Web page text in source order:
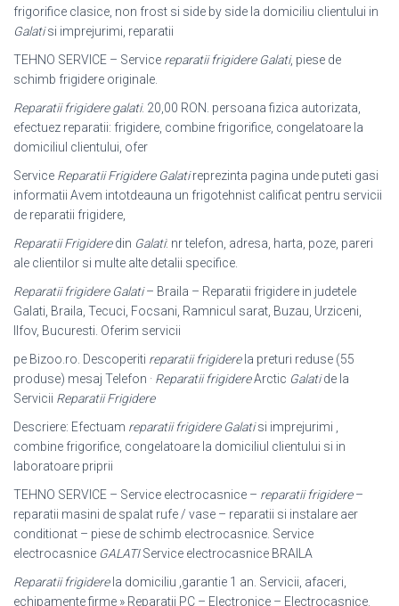
frigorifice clasice, non frost si side by side la domiciliu clientului in
Galatisi imprejurimi, reparatii
TEHNO SERVICE – Service reparatii frigidere Galati, piese de
schimb frigidere originale.
Reparatii frigidere galati. 20,00 RON. persoana fizica autorizata,
efectuez reparatii: frigidere, combine frigorifice, congelatoare la
domiciliul clientului, ofer
Service Reparatii Frigidere Galatireprezinta pagina unde puteti gasi
informatii Avem intotdeauna un frigotehnist calificat pentru servicii
de reparatii frigidere,
Reparatii Frigideredin Galati: nr telefon, adresa, harta, poze, pareri
ale clientilor si multe alte detalii specifice.
Reparatii frigidere Galati– Braila – Reparatii frigidere in judetele
Galati, Braila, Tecuci, Focsani, Ramnicul sarat, Buzau, Urziceni,
Ilfov, Bucuresti. Oferim servicii
pe Bizoo.ro. Descoperiti reparatii frigiderela preturi reduse (55
produse) mesaj Telefon · Reparatii frigidereArctic Galatide la
Servicii Reparatii Frigidere
Descriere: Efectuam reparatii frigidere Galatisi imprejurimi ,
combine frigorifice, congelatoare la domiciliul clientului si in
laboratoare priprii
TEHNO SERVICE – Service electrocasnice – reparatii frigidere–
reparatii masini de spalat rufe / vase – reparatii si instalare aer
conditionat – piese de schimb electrocasnice. Service
electrocasnice GALATIService electrocasnice BRAILA
Reparatii frigiderela domiciliu ,garantie 1 an. Servicii, afaceri,
echipamente firme » Reparatii PC – Electronice – Electrocasnice.